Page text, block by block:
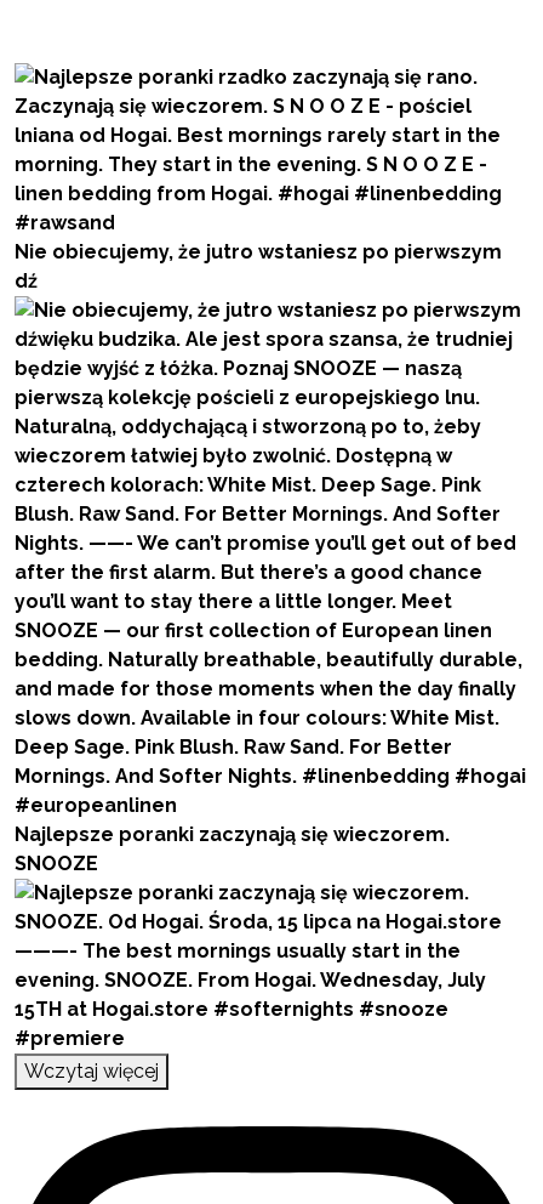
Nie obiecujemy, że jutro wstaniesz po pierwszym
dź
Najlepsze poranki zaczynają się wieczorem.
SNOOZE
Wczytaj więcej